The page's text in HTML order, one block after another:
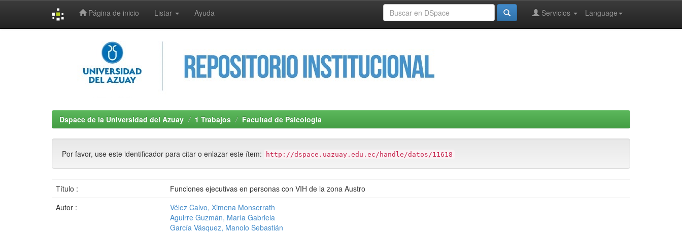
Página de inicio Listar Ayuda Language
Servicios
Dspace de la Universidad del Azuay 1 Trabajos Facultad de Psicología
Por favor, use este identificador para citar o enlazar este ítem: http://dspace.uazuay.edu.ec/handle/datos/11618
Título :
Funciones ejecutivas en personas con VIH de la zona Austro
Autor :
Vélez Calvo, Ximena Monserrath
Aguirre Guzmán, María Gabriela
García Vásquez, Manolo Sebastián